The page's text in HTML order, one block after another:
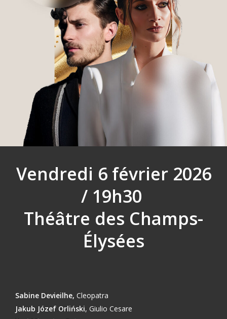
Vendredi 6 février 2026
/ 19h30
Théâtre des Champs-
Élysées
Sabine Devieilhe, Cleopatra
Jakub Józef Orliński, Giulio Cesare